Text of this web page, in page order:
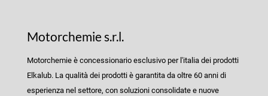
Motorchemie s.r.l.
Motorchemie è concessionario esclusivo per l'italia dei prodotti
Elkalub. La qualità dei prodotti è garantita da oltre 60 anni di
esperienza nel settore, con soluzioni consolidate e nuove